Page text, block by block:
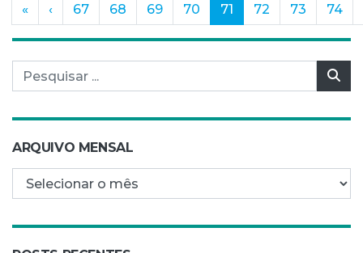
« ‹ 67 68 69 70 71 (current)
72 73 74
Pesquisar por:
ARQUIVO MENSAL
Arquivo mensal